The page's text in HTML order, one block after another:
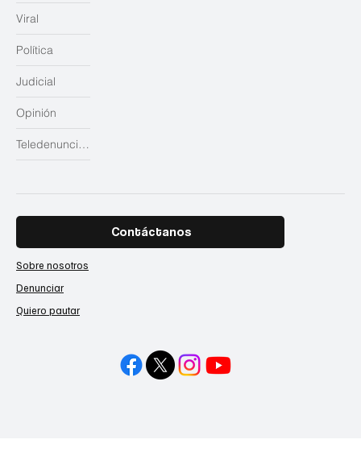
Judicial
Opinión
Teledenuncias
Viral
Política
Contáctanos
Sobre nosotros
Denunciar
Quiero pautar